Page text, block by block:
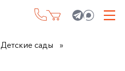
Детские сады